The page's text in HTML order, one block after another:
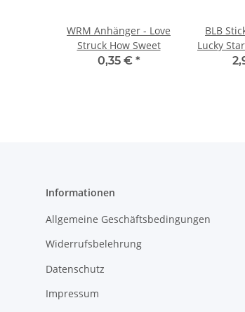
WRM Anhänger - Love
Struck How Sweet
0,35 € *
BLB
Lucky
Informationen
Allgemeine Geschäftsbedingungen
Widerrufsbelehrung
Datenschutz
Impressum